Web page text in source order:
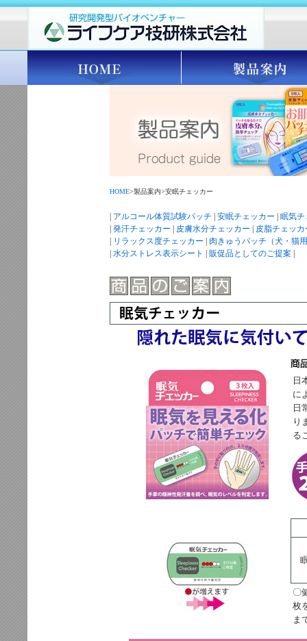
HOME>製品案内>安眠チェッカー
アルコール体質試験パッチ 安眠チェッカー
眠気チ
発汗チェッカー 皮膚水分チェッカー
皮脂チェッカ
リラックス度チェッカー
肉きゅうパッチ（犬・猫
水分ストレス表示シート 販促品としてのご提案
日
に
日
り
る
〇
枚
ま